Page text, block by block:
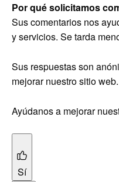
Por qué solicitamos
Sus comentarios nos
y servicios. Se tarda
Sus respuestas son
mejorar nuestro sitio web.
Ayúdanos a mejorar
Sí